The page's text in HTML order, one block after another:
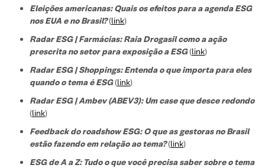
Eleições americanas: Quais os efeitos para a agenda ESG
nos EUA e no Brasil?(link)
Radar ESG | Farmácias: Raia Drogasil como a ação
prescrita no setor para exposição a ESG(link)
Radar ESG | Shoppings: Entenda o que importa para eles
quando o tema é ESG(link)
Radar ESG | Ambev (ABEV3): Um case que desce redondo
(link)
Feedback do roadshow ESG: O que as gestoras no Brasil
estão fazendo em relação ao tema?(link)
ESG de A a Z: Tudo o que você precisa saber sobre o tema